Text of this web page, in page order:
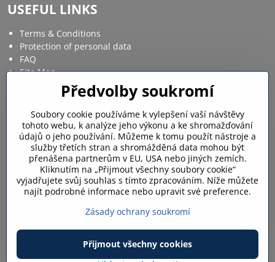
USEFUL LINKS
Terms & Conditions
Protection of personal data
FAQ
Site Map
Facebook Instagram
MY ACCOUNT
Login / My account
Shopping cart
©2026CopyrightPředvolby soukromíZásady ochrany soukromí
Předvolby soukromí
Soubory cookie používáme k vylepšení vaší návštěvy
tohoto webu, k analýze jeho výkonu a ke shromažďování
údajů o jeho používání. Můžeme k tomu použít nástroje a
služby třetích stran a shromážděná data mohou být
přenášena partnerům v EU, USA nebo jiných zemích.
Kliknutím na „Přijmout všechny soubory cookie“
vyjadřujete svůj souhlas s tímto zpracováním. Níže můžete
najít podrobné informace nebo upravit své preference.
Zásady ochrany soukromí
Přijmout všechny cookies